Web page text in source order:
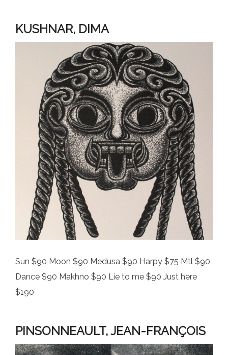
KUSHNAR, DIMA
Sun $90 Moon $90 Medusa $90 Harpy $75 Mtl $90
Dance $90 Makhno $90 Lie to me $90 Just here
$190
PINSONNEAULT, JEAN-FRANÇOIS